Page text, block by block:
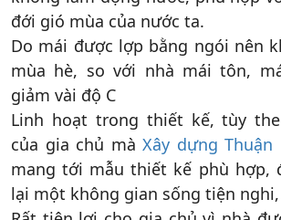
đới gió mùa của nước ta.
Do mái được lợp bằng ngói nên
mùa hè, so với nhà mái tôn,
giảm vài độ C
Linh hoạt trong thiết kế, tùy
của gia chủ màXây dựng Thuận
mang tới mẫu thiết kế phù hợp,
lại một không gian sống tiện